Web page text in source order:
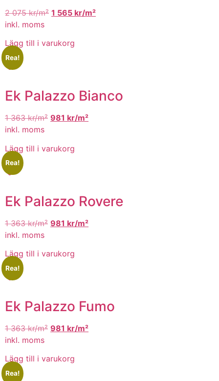
2 075kr/m² 1 565 kr/m²
inkl. moms
Lägg till i varukorg
Rea!
Ek Palazzo Bianco
1 363kr/m² 981 kr/m²
inkl. moms
Lägg till i varukorg
Rea!
Ek Palazzo Rovere
1 363kr/m² 981 kr/m²
inkl. moms
Lägg till i varukorg
Rea!
Ek Palazzo Fumo
1 363kr/m² 981 kr/m²
inkl. moms
Lägg till i varukorg
Rea!